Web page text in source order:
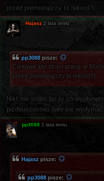
przed premierą(czy to rekord?).
Hajasz 2 lata temu
pp3088 pisze:
Ciekawe kto straci pracę w
przed premierą(czy to rekord?).
Nikt nie straci bo to co
pizdeuszostwo dało się
pp3088 2 lata temu
Hajasz pisze:
pp3088 pisze: